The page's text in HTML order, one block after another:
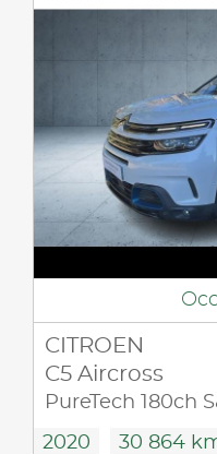
CITROEN
C5 Aircross
2020 30 864